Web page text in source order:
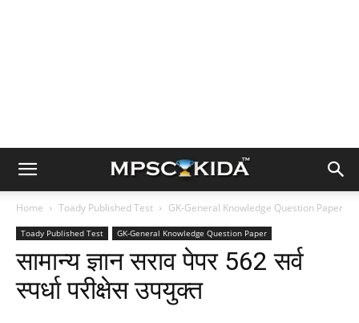
Home Toady Published Test GK-General Knowledge Question Paper
Toady Published Test GK-General Knowledge Question Paper
सामान्य ज्ञान सराव पेपर 562 सर्व
स्पर्धा परीक्षेस उपयुक्त